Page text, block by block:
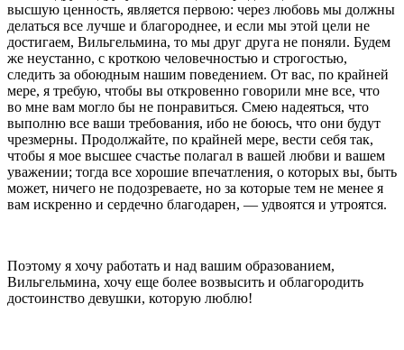
высшую ценность, является первою: через любовь мы должны
делаться все лучше и бла­городнее, и если мы этой цели не
достигаем, Вильгельмина, то мы друг друга не поняли. Будем
же неустан­но, с кроткою человечностью и строгостью,
следить за обоюдным нашим поведением. От вас, по край­ней
мере, я требую, чтобы вы откровенно говорили мне все, что
во мне вам могло бы не понравиться. Смею надеяться, что
выполню все ваши требования, ибо не боюсь, что они будут
чрезмерны. Продолжай­те, по крайней мере, вести себя так,
чтобы я мое высшее счастье полагал в вашей любви и вашем
уважении; тогда все хорошие впечатления, о которых вы, быть
может, ничего не подозреваете, но за кото­рые тем не менее я
вам искренно и сердечно благо­дарен, — удвоятся и утроятся.
Поэтому я хочу работать и над вашим образова­нием,
Вильгельмина, хочу еще более возвысить и облагородить
достоинство девушки, которую люблю!